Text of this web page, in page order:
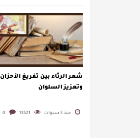
شعر الرثاء بين تفريغ الأحزان
وتعزيز السلوان
منذ 3 سنوات 13521
0